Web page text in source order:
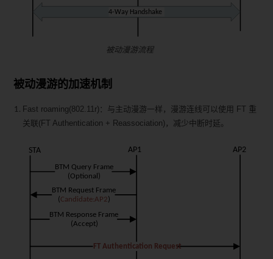
被动漫游流程
被动漫游的加速机制
Fast roaming(802.11r)：与主动漫游一样，漫游连线可以使用 FT 重
关联(FT Authentication + Reassociation)，减少中断时延。